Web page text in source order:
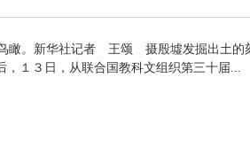
鸟瞰。新华社记者 王颂 摄殷墟发掘出
１３日，从联合国教科文组织第三十届...